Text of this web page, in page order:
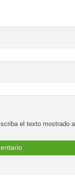
el texto mostrado